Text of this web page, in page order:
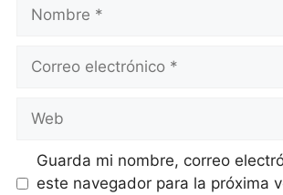
electrónico
Guarda mi nombre, correo
este navegador para la próxima